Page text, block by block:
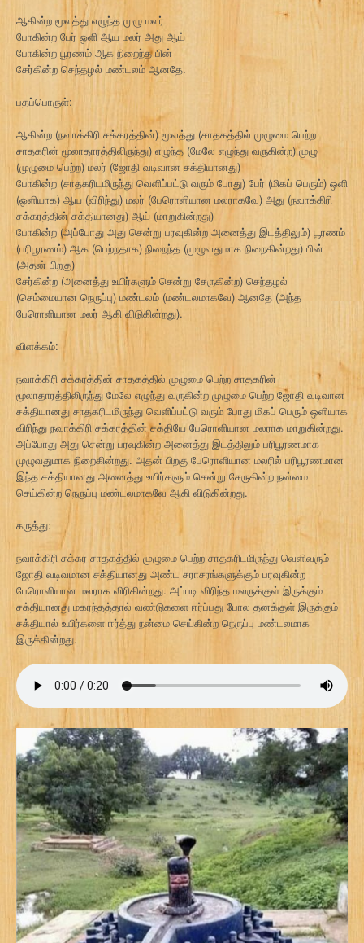
ஆகின்ற மூலத்து எழுந்த முழு மலர்
போகின்ற பேர் ஒளி ஆய மலர் அது ஆய்
போகின்ற பூரணம் ஆக நிறைந்த பின்
சேர்கின்ற செந்தழல் மண்டலம் ஆனதே.
பதப்பொருள்:
ஆகின்ற (நவாக்கிரி சக்கரத்தின்) மூலத்து (சாதகத்தில் முழுமை பெற்ற
சாதகரின் மூலாதாரத்திலிருந்து) எழுந்த (மேலே எழுந்து வருகின்ற) முழு
(முழுமை பெற்ற) மலர் (ஜோதி வடிவான சக்தியானது)
போகின்ற (சாதகரிடமிருந்து வெளிப்பட்டு வரும் போது) பேர் (மிகப் பெரும்) ஒளி
(ஒளியாக) ஆய (விரிந்து) மலர் (பேரொளியான மலராகவே) அது (நவாக்கிரி
சக்கரத்தின் சக்தியானது) ஆய் (மாறுகின்றது)
போகின்ற (அப்போது அது சென்று பரவுகின்ற அனைத்து இடத்திலும்) பூரணம்
(பரிபூரணம்) ஆக (பெற்றதாக) நிறைந்த (முழுவதுமாக நிறைகின்றது) பின்
(அதன் பிறகு)
சேர்கின்ற (அனைத்து உயிர்களும் சென்று சேருகின்ற) செந்தழல்
(செம்மையான நெருப்பு) மண்டலம் (மண்டலமாகவே) ஆனதே (அந்த
பேரொளியான மலர் ஆகி விடுகின்றது).
விளக்கம்:
நவாக்கிரி சக்கரத்தின் சாதகத்தில் முழுமை பெற்ற சாதகரின்
மூலாதாரத்திலிருந்து மேலே எழுந்து வருகின்ற முழுமை பெற்ற ஜோதி வடிவான
சக்தியானது சாதகரிடமிருந்து வெளிப்பட்டு வரும் போது மிகப் பெரும் ஒளியாக
விரிந்து நவாக்கிரி சக்கரத்தின் சக்தியே பேரொளியான மலராக மாறுகின்றது.
அப்போது அது சென்று பரவுகின்ற அனைத்து இடத்திலும் பரிபூரணமாக
முழுவதுமாக நிறைகின்றது. அதன் பிறகு பேரொளியான மலரில் பரிபூரணமான
இந்த சக்தியானது அனைத்து உயிர்களும் சென்று சேருகின்ற நன்மை
செய்கின்ற நெருப்பு மண்டலமாகவே ஆகி விடுகின்றது.
கருத்து:
நவாக்கிரி சக்கர சாதகத்தில் முழுமை பெற்ற சாதகரிடமிருந்து வெளிவரும்
ஜோதி வடிவமான சக்தியானது அண்ட சராசரங்களுக்கும் பரவுகின்ற
பேரொளியான மலராக விரிகின்றது. அப்படி விரிந்த மலருக்குள் இருக்கும்
சக்தியானது மகரந்தத்தால் வண்டுகளை ஈர்ப்பது போல தனக்குள் இருக்கும்
சக்தியால் உயிர்களை ஈர்த்து நன்மை செய்கின்ற நெருப்பு மண்டலமாக
இருக்கின்றது.